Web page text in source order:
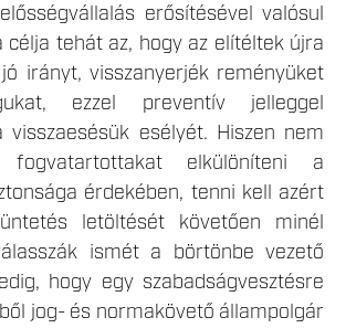
erősítésével valósul
célja tehát az, hogy az elítéltek újra
irányt, visszanyerjék reményüket
ezzel preventív jelleggel
visszaesésük esélyét. Hiszen nem
elkülöníteni a
érdekében, tenni kell azért
letöltését követően minél
ismét a börtönbe vezető
hogy egy szabadságvesztésre
jog- és normakövető állampolgár